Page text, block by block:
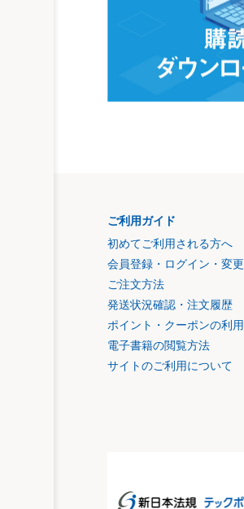
ご利用ガイド
初めてご利用される方へ
会員登録・ログイン・変更
ご注文方法
発送状況確認・注文履歴
ポイント・クーポンの利用
電子書籍の閲覧方法
サイトのご利用について